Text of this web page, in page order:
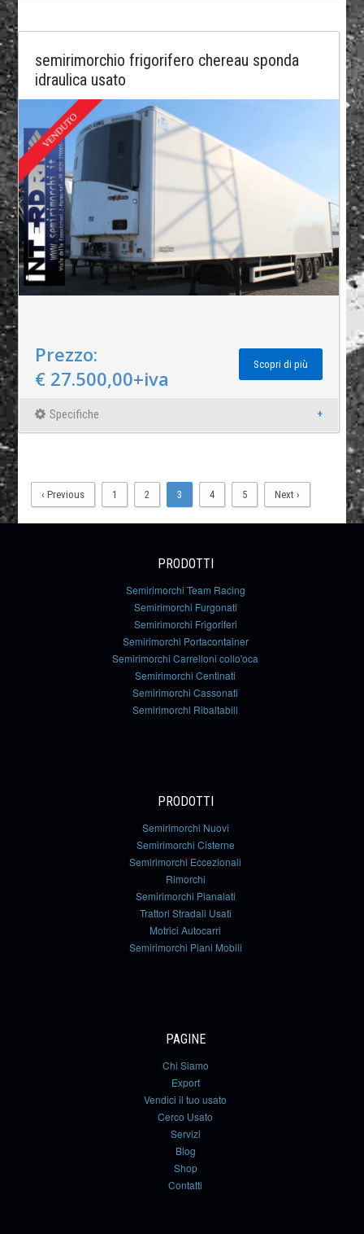
semirimorchio frigorifero chereau sponda
idraulica usato
Prezzo:
€ 27.500,00+iva
Scopri di più
Specifiche
‹ Previous 1 2 3 4 5 Next ›
PRODOTTI
Semirimorchi Team Racing
Semirimorchi Furgonati
Semirimorchi Frigoriferi
Semirimorchi Portacontainer
Semirimorchi Carrelloni collo'oca
Semirimorchi Centinati
Semirimorchi Cassonati
Semirimorchi Ribaltabili
PRODOTTI
Semirimorchi Nuovi
Semirimorchi Cisterne
Semirimorchi Eccezionali
Rimorchi
Semirimorchi Pianalati
Trattori Stradali Usati
Motrici Autocarri
Semirimorchi Piani Mobili
PAGINE
Chi Siamo
Export
Vendici il tuo usato
Cerco Usato
Servizi
Blog
Shop
Contatti